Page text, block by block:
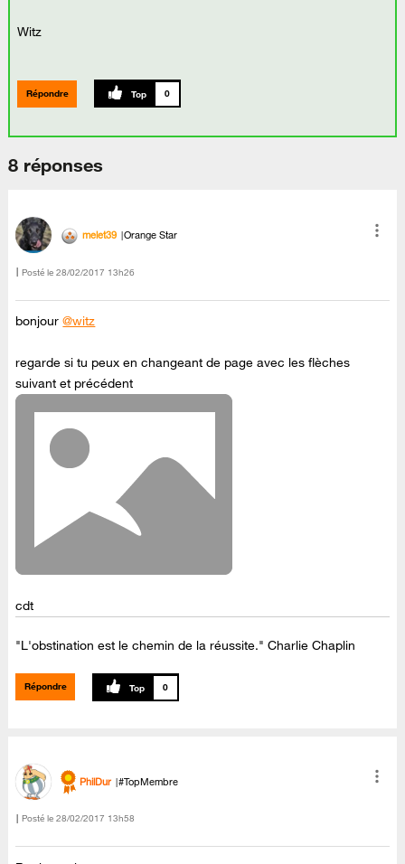
Witz
Répondre 0
8 réponses
melet39 Orange Star
Posté le ‎28/02/2017 13h26
bonjour@witz
regarde si tu peux en changeant de page avec les flèches
suivant et précédent
cdt
"L'obstination est le chemin de la réussite." Charlie Chaplin
Répondre 0
PhilDur #TopMembre
Posté le ‎28/02/2017 13h58